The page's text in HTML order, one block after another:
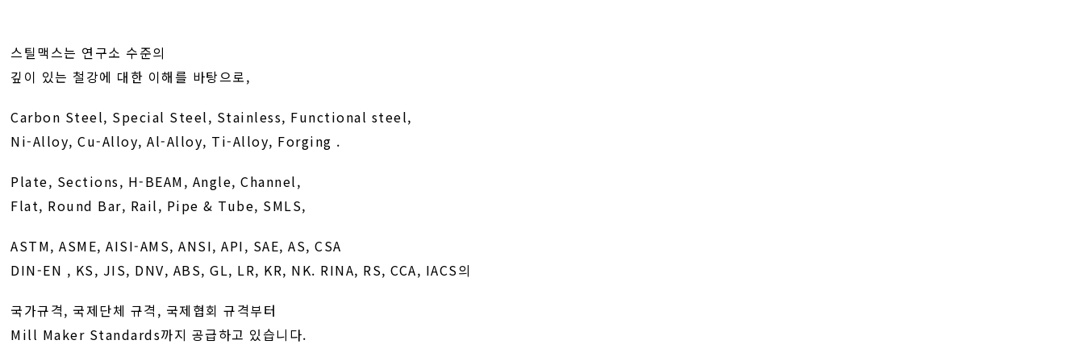
스틸맥스는 연구소 수준의
깊이 있는 철강에 대한 이해를 바탕으로,
Carbon Steel, Special Steel, Stainless, Functional steel,
Ni-Alloy, Cu-Alloy, Al-Alloy, Ti-Alloy, Forging .
Plate, Sections, H-BEAM, Angle, Channel,
Flat, Round Bar, Rail, Pipe & Tube, SMLS,
ASTM, ASME, AISI-AMS, ANSI, API, SAE, AS, CSA
DIN-EN , KS, JIS, DNV, ABS, GL, LR, KR, NK. RINA, RS, CCA, IACS의
국가규격, 국제단체 규격, 국제협회 규격부터
Mill Maker Standards까지 공급하고 있습니다.